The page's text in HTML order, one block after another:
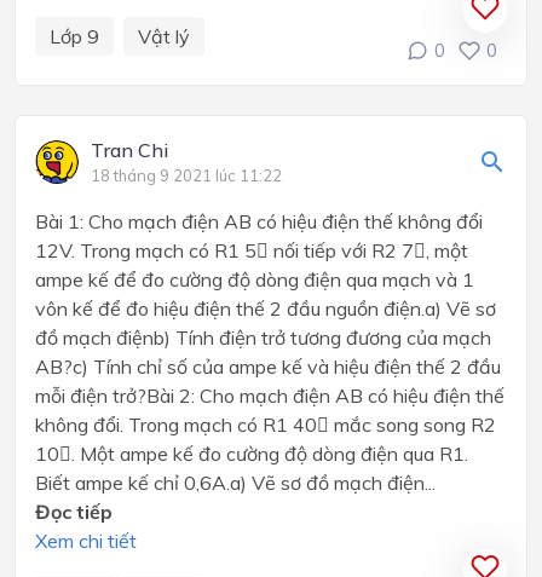
Lớp 9 Vật lý
0 0
Tran Chi
18 tháng 9 2021 lúc 11:22
Bài 1: Cho mạch điện AB có hiệu điện thế không đổi
12V. Trong mạch có R1 5 nối tiếp với R2 7, một
ampe kế để đo cường độ dòng điện qua mạch và 1
vôn kế để đo hiệu điện thế 2 đầu nguồn điện.a) Vẽ sơ
đồ mạch điệnb) Tính điện trở tương đương của mạch
AB?c) Tính chỉ số của ampe kế và hiệu điện thế 2 đầu
mỗi điện trở?Bài 2: Cho mạch điện AB có hiệu điện thế
không đổi. Trong mạch có R1 40 mắc song song R2
10. Một ampe kế đo cường độ dòng điện qua R1.
Biết ampe kế chỉ 0,6A.a) Vẽ sơ đồ mạch điện...
Đọc tiếp
Xem chi tiết